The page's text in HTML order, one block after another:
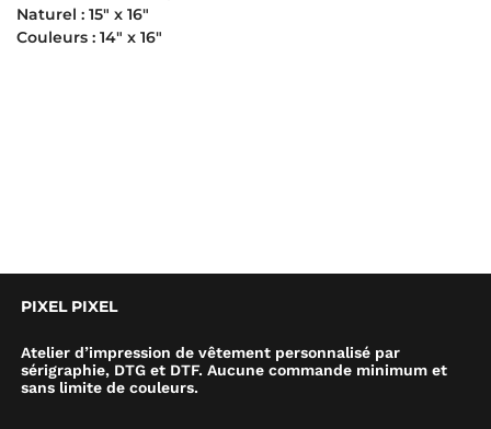
Naturel : 15″ x 16″
Couleurs : 14″ x 16″
PIXEL PIXEL
Atelier d’impression de vêtement personnalisé par
sérigraphie, DTG et DTF. Aucune commande minimum et
sans limite de couleurs.